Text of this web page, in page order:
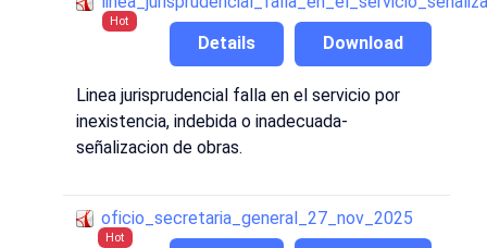
Hot
Download
Details
Linea jurisprudencial falla en el servicio por
inexistencia, indebida o inadecuada-
señalizacion de obras.
oficio_secretaria_general_27_nov_2025
Hot